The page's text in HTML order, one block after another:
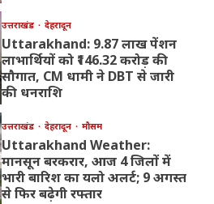
उत्तराखंड देहरादून
Uttarakhand: 9.87 लाख पेंशन
लाभार्थियों को ₹146.32 करोड़ की
सौगात, CM धामी ने DBT से जारी
की धनराशि
उत्तराखंड देहरादून मौसम
Uttarakhand Weather:
मानसून बरकरार, आज 4 जिलों में
भारी बारिश का यलो अलर्ट; 9 अगस्त
से फिर बढ़ेगी रफ्तार